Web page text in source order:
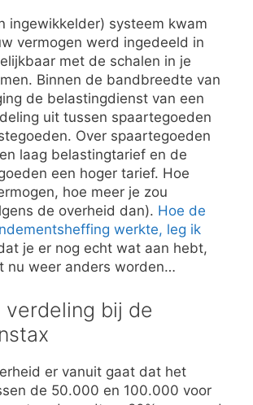
ingewikkelder) systeem kwam
vermogen werd ingedeeld in
met de schalen in je
Binnen de bandbreedte van
de belastingdienst van een
uit tussen spaartegoeden
Over spaartegoeden
laag belastingtarief en de
een hoger tarief. Hoe
hoe meer je zou
de overheid dan). Hoe de
werkte, leg ik
je er nog echt wat aan hebt,
nu weer anders worden…
verdeling bij de
er vanuit gaat dat het
de 50.000 en 100.000 voor